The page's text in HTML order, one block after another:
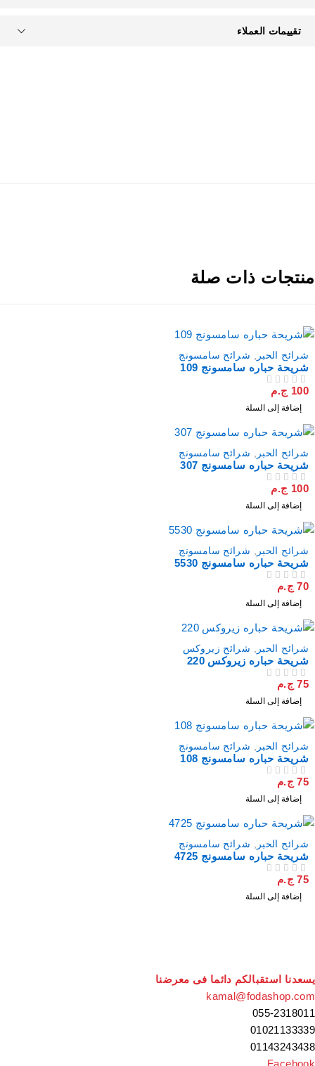
تقييمات العملاء
ذات صلة
شرائح الحبر, شرائح سامسونج
شريحة حباره سامسونج 109
100 ج.م
إضافة إلى السلة
شرائح الحبر, شرائح سامسونج
شريحة حباره سامسونج 307
100 ج.م
إضافة إلى السلة
شرائح الحبر, شرائح سامسونج
شريحة حباره سامسونج 5530
70 ج.م
إضافة إلى السلة
شرائح الحبر, شرائح زيروكس
شريحة حباره زيروكس 220
75 ج.م
إضافة إلى السلة
شرائح الحبر, شرائح سامسونج
شريحة حباره سامسونج 108
75 ج.م
إضافة إلى السلة
شرائح الحبر, شرائح سامسونج
شريحة حباره سامسونج 4725
75 ج.م
إضافة إلى السلة
استقبالكم دائما فى معرضنا
055-